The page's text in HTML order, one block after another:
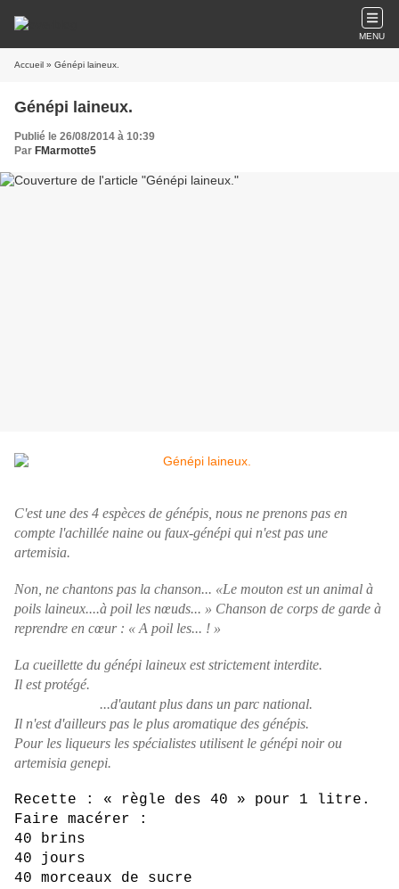
MENU
Accueil » Génépi laineux.
Génépi laineux.
Publié le 26/08/2014 à 10:39
Par FMarmotte5
C'est une des 4 espèces de génépis, nous ne prenons pas en
compte l'achillée naine ou faux-génépi qui n'est pas une
artemisia.
Non, ne chantons pas la chanson... «Le mouton est un animal à
poils laineux....à poil les nœuds... » Chanson de corps de garde à
reprendre en cœur : « A poil les... ! »
La cueillette du génépi laineux est strictement interdite.
Il est protégé.
...d'autant plus dans un parc national.
Il n'est d'ailleurs pas le plus aromatique des génépis.
Pour les liqueurs les spécialistes utilisent le génépi noir ou
artemisia genepi.
Recette : « règle des 40 » pour 1 litre.
Faire macérer :
40 brins
40 jours
40 morceaux de sucre